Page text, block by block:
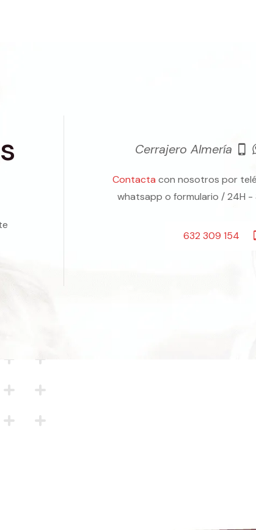
Cerrajero Almería
Contacta con nosotros por
whatsapp o formulario / 24H -
632 309 154